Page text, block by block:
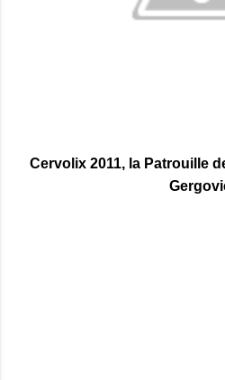
Cervolix 2011, la Patrouille